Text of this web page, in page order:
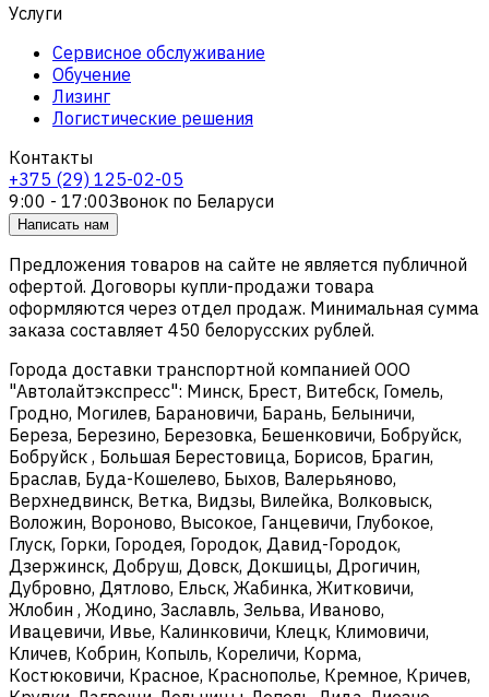
Услуги
Сервисное обслуживание
Обучение
Лизинг
Логистические решения
Контакты
+375 (29) 125-02-05
9:00 - 17:00Звонок по Беларуси
Написать нам
Предложения товаров на сайте не является публичной
офертой. Договоры купли-продажи товара
оформляются через отдел продаж. Минимальная сумма
заказа составляет 450 белорусских рублей.
Города доставки транспортной компанией ООО
"Автолайтэкспресс": Минск, Брест, Витебск, Гомель,
Гродно, Могилев, Барановичи, Барань, Белыничи,
Береза, Березино, Березовка, Бешенковичи, Бобруйск,
Бобруйск , Большая Берестовица, Борисов, Брагин,
Браслав, Буда-Кошелево, Быхов, Валерьяново,
Верхнедвинск, Ветка, Видзы, Вилейка, Волковыск,
Воложин, Вороново, Высокое, Ганцевичи, Глубокое,
Глуск, Горки, Городея, Городок, Давид-Городок,
Дзержинск, Добруш, Довск, Докшицы, Дрогичин,
Дубровно, Дятлово, Ельск, Жабинка, Житковичи,
Жлобин , Жодино, Заславль, Зельва, Иваново,
Ивацевичи, Ивье, Калинковичи, Клецк, Климовичи,
Кличев, Кобрин, Копыль, Кореличи, Корма,
Костюковичи, Красное, Краснополье, Кремное, Кричев,